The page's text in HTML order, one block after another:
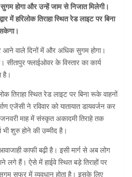
होगा और उन्हें जाम से निजात मिलेगी।
में हरिलोक तिराहा स्थित रेड लाइट पर बिना
आने वाले दिनों में और अधिक सुगम होगा।
सीतापुर फ्लाईओवर के विस्तार का कार्य
है।
तिराहा स्थित रेड लाइट पर बिना रूके वाहनों
एजेंसी ने रविवार को यातायात डायवर्जन कर
माह में संस्कृत अकादमी तिराहे तक
भी शुरु होने की उम्मीद है।
आवाजाही काफी बढ़ी है। इसी मार्ग से अब लोग
हैं। ऐसे में हाईवे स्थित बड़े तिराहों पर
सफर में व्यवधान होता है। इसके लिए